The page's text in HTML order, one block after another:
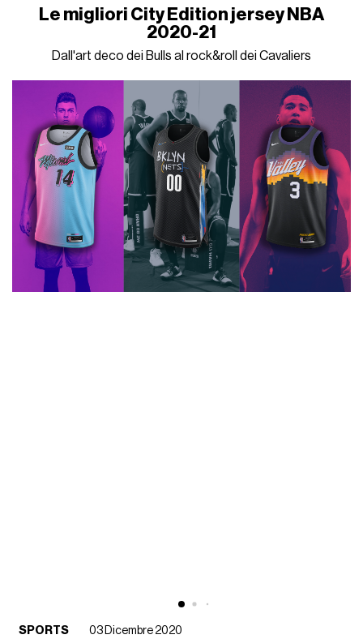
Le migliori City Edition jersey NBA
2020-21
Dall'art deco dei Bulls al rock&roll dei Cavaliers
SPORTS
03 Dicembre 2020